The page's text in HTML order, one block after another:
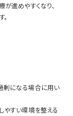
進めやすくなり、
剰になる場合に用い
やすい環境を整える